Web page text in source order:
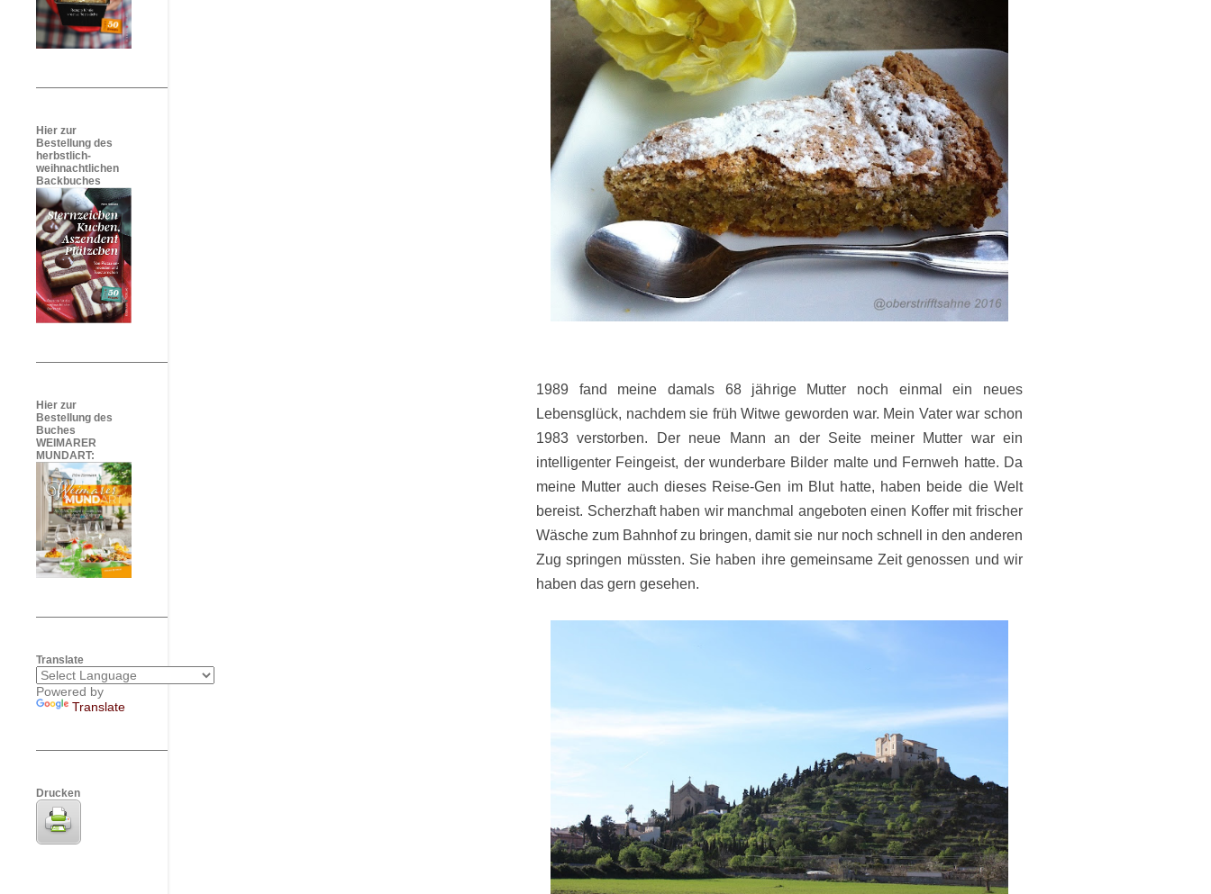
1989 fand meine damals 68 jährige Mutter noch einmal ein neues
Lebensglück, nachdem sie früh Witwe geworden war. Mein Vater war schon
1983 verstorben. Der neue Mann an der Seite meiner Mutter war ein
intelligenter Feingeist, der wunderbare Bilder malte und Fernweh hatte. Da
meine Mutter auch dieses Reise-Gen im Blut hatte, haben beide die Welt
bereist. Scherzhaft haben wir manchmal angeboten einen Koffer mit frischer
Wäsche zum Bahnhof zu bringen, damit sie nur noch schnell in den anderen
Zug springen müssten. Sie haben ihre gemeinsame Zeit genossen und wir
haben das gern gesehen.
Hier zur
Bestellung des
herbstlich-
weihnachtlichen
Backbuches
Hier zur
Bestellung des
Buches
WEIMARER
MUNDART:
Translate
Powered by
Translate
Drucken